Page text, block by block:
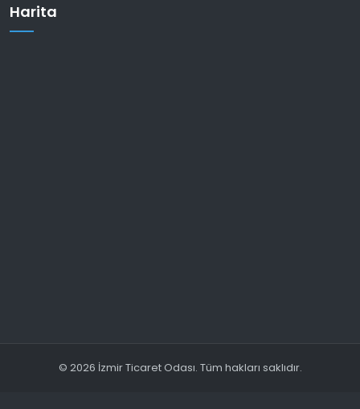
Harita
© 2026 İzmir Ticaret Odası. Tüm hakları saklıdır.